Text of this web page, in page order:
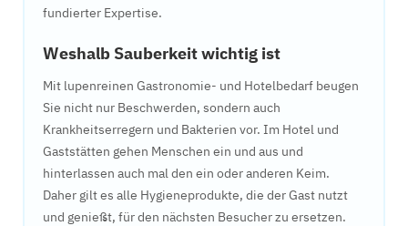
fundierter Expertise.
Weshalb Sauberkeit wichtig ist
Mit lupenreinen Gastronomie- und Hotelbedarf beugen
Sie nicht nur Beschwerden, sondern auch
Krankheitserregern und Bakterien vor. Im Hotel und
Gaststätten gehen Menschen ein und aus und
hinterlassen auch mal den ein oder anderen Keim.
Daher gilt es alle Hygieneprodukte, die der Gast nutzt
und genießt, für den nächsten Besucher zu ersetzen.